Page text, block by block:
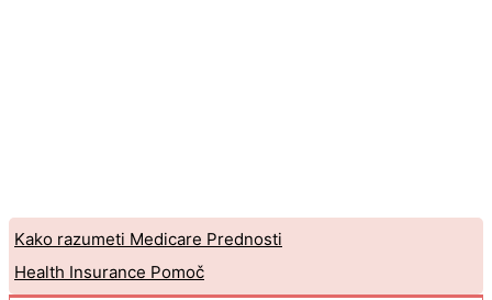
Kako razumeti Medicare Prednosti
Health Insurance Pomoč